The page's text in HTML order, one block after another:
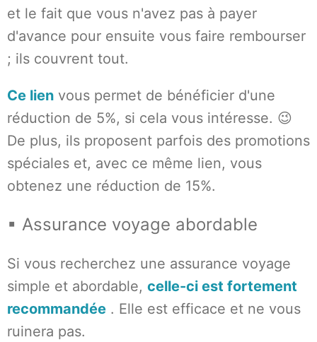
et le fait que vous n'avez pas à payer
d'avance pour ensuite vous faire rembourser
; ils couvrent tout.
Ce lien vous permet de bénéficier d'une
réduction de 5%, si cela vous intéresse. 😉
De plus, ils proposent parfois des promotions
spéciales et, avec ce même lien, vous
obtenez une réduction de 15%.
▪ Assurance voyage abordable
Si vous recherchez une assurance voyage
simple et abordable, celle-ci est fortement
recommandée . Elle est efficace et ne vous
ruinera pas.